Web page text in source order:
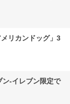
リカンドッグ」3
‐イレブン限定で